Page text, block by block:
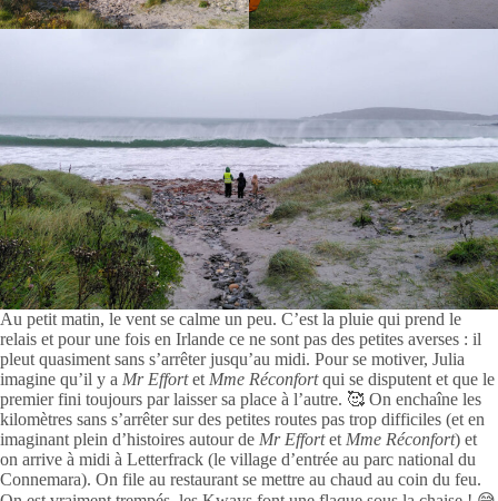
Au petit matin, le vent se calme un peu. C’est la pluie qui prend le
relais et pour une fois en Irlande ce ne sont pas des petites averses : il
pleut quasiment sans s’arrêter jusqu’au midi. Pour se motiver, Julia
imagine qu’il y a Mr Effortet Mme Réconfortqui se disputent et que le
premier fini toujours par laisser sa place à l’autre. 🥰 On enchaîne les
kilomètres sans s’arrêter sur des petites routes pas trop difficiles (et en
imaginant plein d’histoires autour de Mr Effortet Mme Réconfort) et
on arrive à midi à Letterfrack (le village d’entrée au parc national du
Connemara). On file au restaurant se mettre au chaud au coin du feu.